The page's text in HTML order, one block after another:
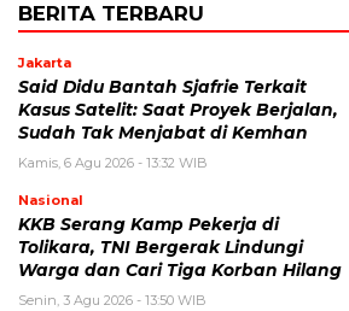
BERITA TERBARU
Jakarta
Said Didu Bantah Sjafrie Terkait
Kasus Satelit: Saat Proyek Berjalan,
Sudah Tak Menjabat di Kemhan
Kamis, 6 Agu 2026 - 13:32 WIB
Nasional
KKB Serang Kamp Pekerja di
Tolikara, TNI Bergerak Lindungi
Warga dan Cari Tiga Korban Hilang
Senin, 3 Agu 2026 - 13:50 WIB